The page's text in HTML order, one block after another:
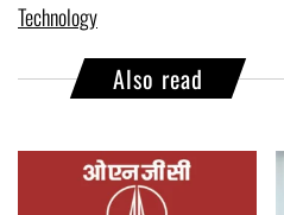
Technology
Also read